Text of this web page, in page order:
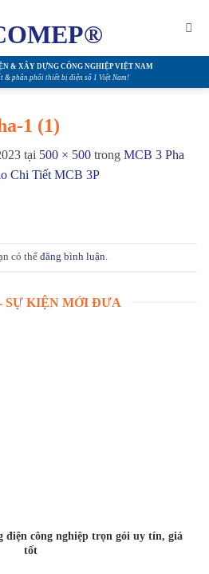
& XÂY DỰNG CÔNG NGHIỆP VIỆT NAM
& phân phối thiết bị điện số 1 Việt Nam!
1 (1)
tại 500 × 500 trong MCB 3 Pha
Chi Tiết MCB 3P
có thể đăng bình luận.
SỰ KIỆN MỚI ĐƯA
điện công nghiệp trọn gói uy tín, giá
tốt